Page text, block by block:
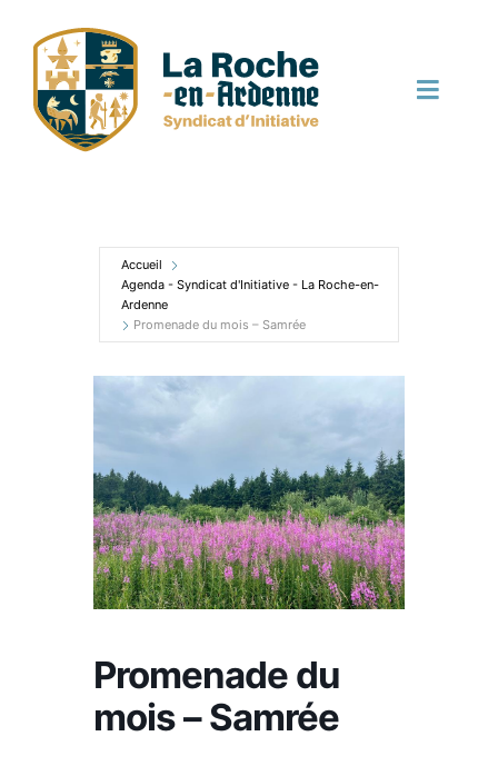
contenu
Toggle
Terroir et local
Commerces
Accueil
Agenda - Syndicat d'Initiative - La Roche-en-
Ardenne
Promenade du mois – Samrée
Promenade du
mois – Samrée